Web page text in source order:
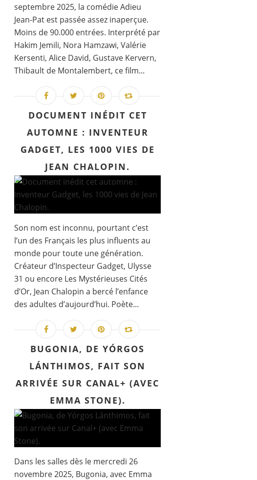
septembre 2025, la comédie Adieu
Jean-Pat est passée assez inaperçue.
Moins de 90.000 entrées. Interprété par
Hakim Jemili, Nora Hamzawi, Valérie
Kersenti, Alice David, Gustave Kervern,
Thibault de Montalembert, ce film...
DOCUMENT INÉDIT CET
AUTOMNE : INVENTEUR
GADGET, LES 1000 VIES DE
JEAN CHALOPIN.
Son nom est inconnu, pourtant c’est
l’un des Français les plus influents au
monde pour toute une génération.
Créateur d’Inspecteur Gadget, Ulysse
31 ou encore Les Mystérieuses Cités
d’Or, Jean Chalopin a bercé l’enfance
des adultes d’aujourd’hui. Poète...
BUGONIA, DE YÓRGOS
LÁNTHIMOS, FAIT SON
ARRIVÉE SUR CANAL+ (AVEC
EMMA STONE).
Dans les salles dès le mercredi 26
novembre 2025, Bugonia, avec Emma